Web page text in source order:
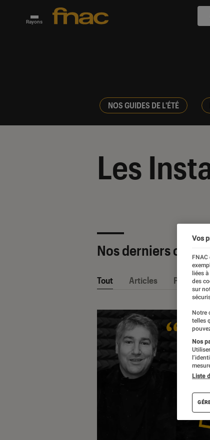
Rayons
NOS GUIDES DE L'ÉTÉ
Les
Nos derniers
Tout Articles Playlists
Vos
liées
des
sur
Notre
telles
Nos
Liste